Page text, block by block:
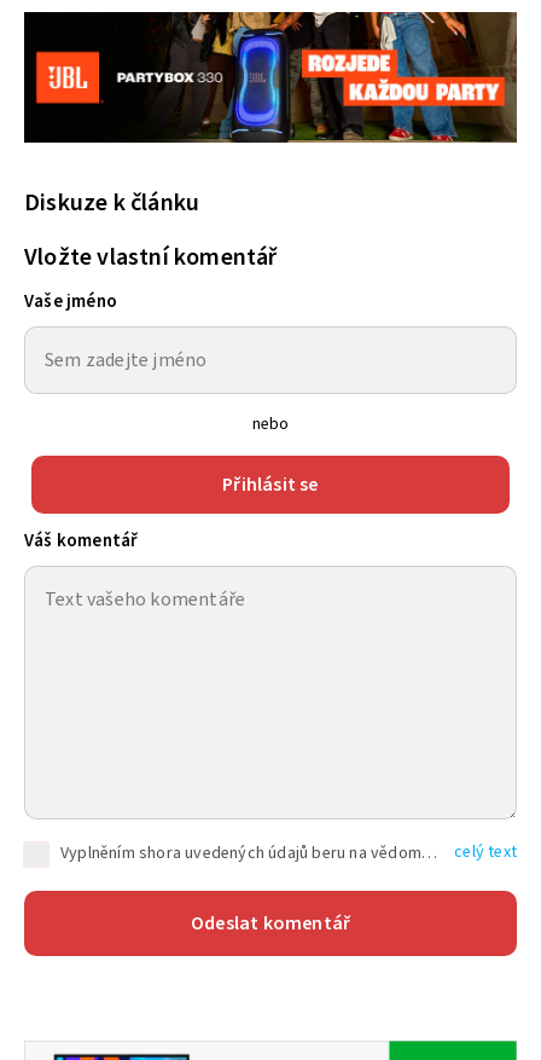
Diskuze k článku
Vložte vlastní komentář
Vaše jméno
nebo
Přihlásit se
Váš komentář
Vyplněním shora uvedených údajů beru na vědomí, že společnost TEXT FACTORY s.r.o., sídlem Brno, Durďákova 336/29, Černá Pole, PSČ: 613 00, IČ: 06157831, zapsané u Krajského soudu v Brně, oddíl C, vložka 100399, bude zpracovávat mé osobní údaje uvedené v rámci mnou vyplněného registračního formuláře na základě oprávněných zájmů TEXT FACTORY s.r.o. dle čl. 6 odst. 1 písm. f) GDPR a pro splnění právních povinností (čl. 6 odst. 1 písm. c) GDPR), a to pro tyto účely: nezbytnost zajistit oprávnění návštěvníka webových stránek provozovaných společností TEXT FACTORY s.r.o. přispívat aktivně ke zveřejněným článkům nebo v rámci diskusních fór a výkon práv TEXT FACTORY s.r.o. jako administrátora těchto diskusních fór. Více informací o zpracování osobních údajů a právech lze nalézt v celý text